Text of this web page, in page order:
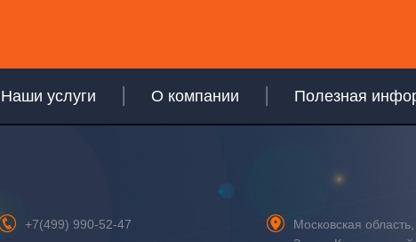
Наши услуги О компании Полезная
+7(499) 990-52-47 Московская область,